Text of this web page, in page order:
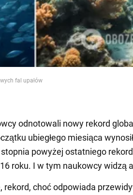
fal upałów
odnotowali nowy rekord
ubiegłego miesiąca
powyżej ostatniego
roku. I w tym naukowcy widzą
rekord, choć odpowiada